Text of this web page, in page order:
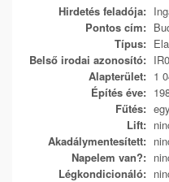
Hirdetés feladója:
Pontos cím:
Típus:
Belső irodai azonosító:
Alapterület: 1
Építés éve:
Fűtés:
Lift:
Akadálymentesített:
Napelem van?:
Légkondicionáló: